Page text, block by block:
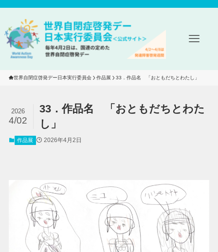
世界自閉症啓発デー日本実行委員会 作品展 33．作品名　「おともだちとわたし」
33．作品名 「おともだちとわた
し」
2026
4/02
作品展 2026年4月2日